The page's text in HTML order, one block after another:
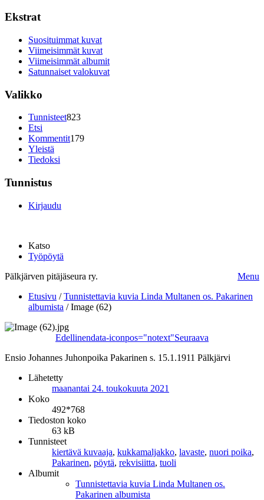
Ekstrat
Suosituimmat kuvat
Viimeisimmät kuvat
Viimeisimmät albumit
Satunnaiset valokuvat
Valikko
Tunnisteet823
Etsi
Kommentit179
Yleistä
Tiedoksi
Tunnistus
Kirjaudu
Katso
Työpöytä
Pälkjärven pitäjäseura ry.
Menu
Etusivu /Tunnistettavia kuvia Linda Multanen os. Pakarinen
albumista /Image (62)
Edellinendata-iconpos="notext"Seuraava
Ensio Johannes Juhonpoika Pakarinen s. 15.1.1911 Pälkjärvi
Lähetetty
maanantai 24. toukokuuta 2021
Koko
492*768
Tiedoston koko
63 kB
Tunnisteet
kiertävä kuvaaja, kukkamaljakko, lavaste, nuori poika,
Pakarinen, pöytä, rekvisiitta, tuoli
Albumit
Tunnistettavia kuvia Linda Multanen os.
Pakarinen albumista